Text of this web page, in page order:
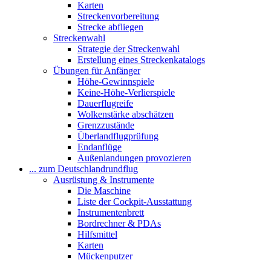
Karten
Streckenvorbereitung
Strecke abfliegen
Streckenwahl
Strategie der Streckenwahl
Erstellung eines Streckenkatalogs
Übungen für Anfänger
Höhe-Gewinnspiele
Keine-Höhe-Verlierspiele
Dauerflugreife
Wolkenstärke abschätzen
Grenzzustände
Überlandflugprüfung
Endanflüge
Außenlandungen provozieren
... zum Deutschlandrundflug
Ausrüstung & Instrumente
Die Maschine
Liste der Cockpit-Ausstattung
Instrumentenbrett
Bordrechner & PDAs
Hilfsmittel
Karten
Mückenputzer